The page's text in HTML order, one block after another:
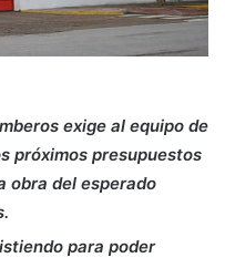
exige al equipo de
próximos presupuestos
obra del esperado
para poder